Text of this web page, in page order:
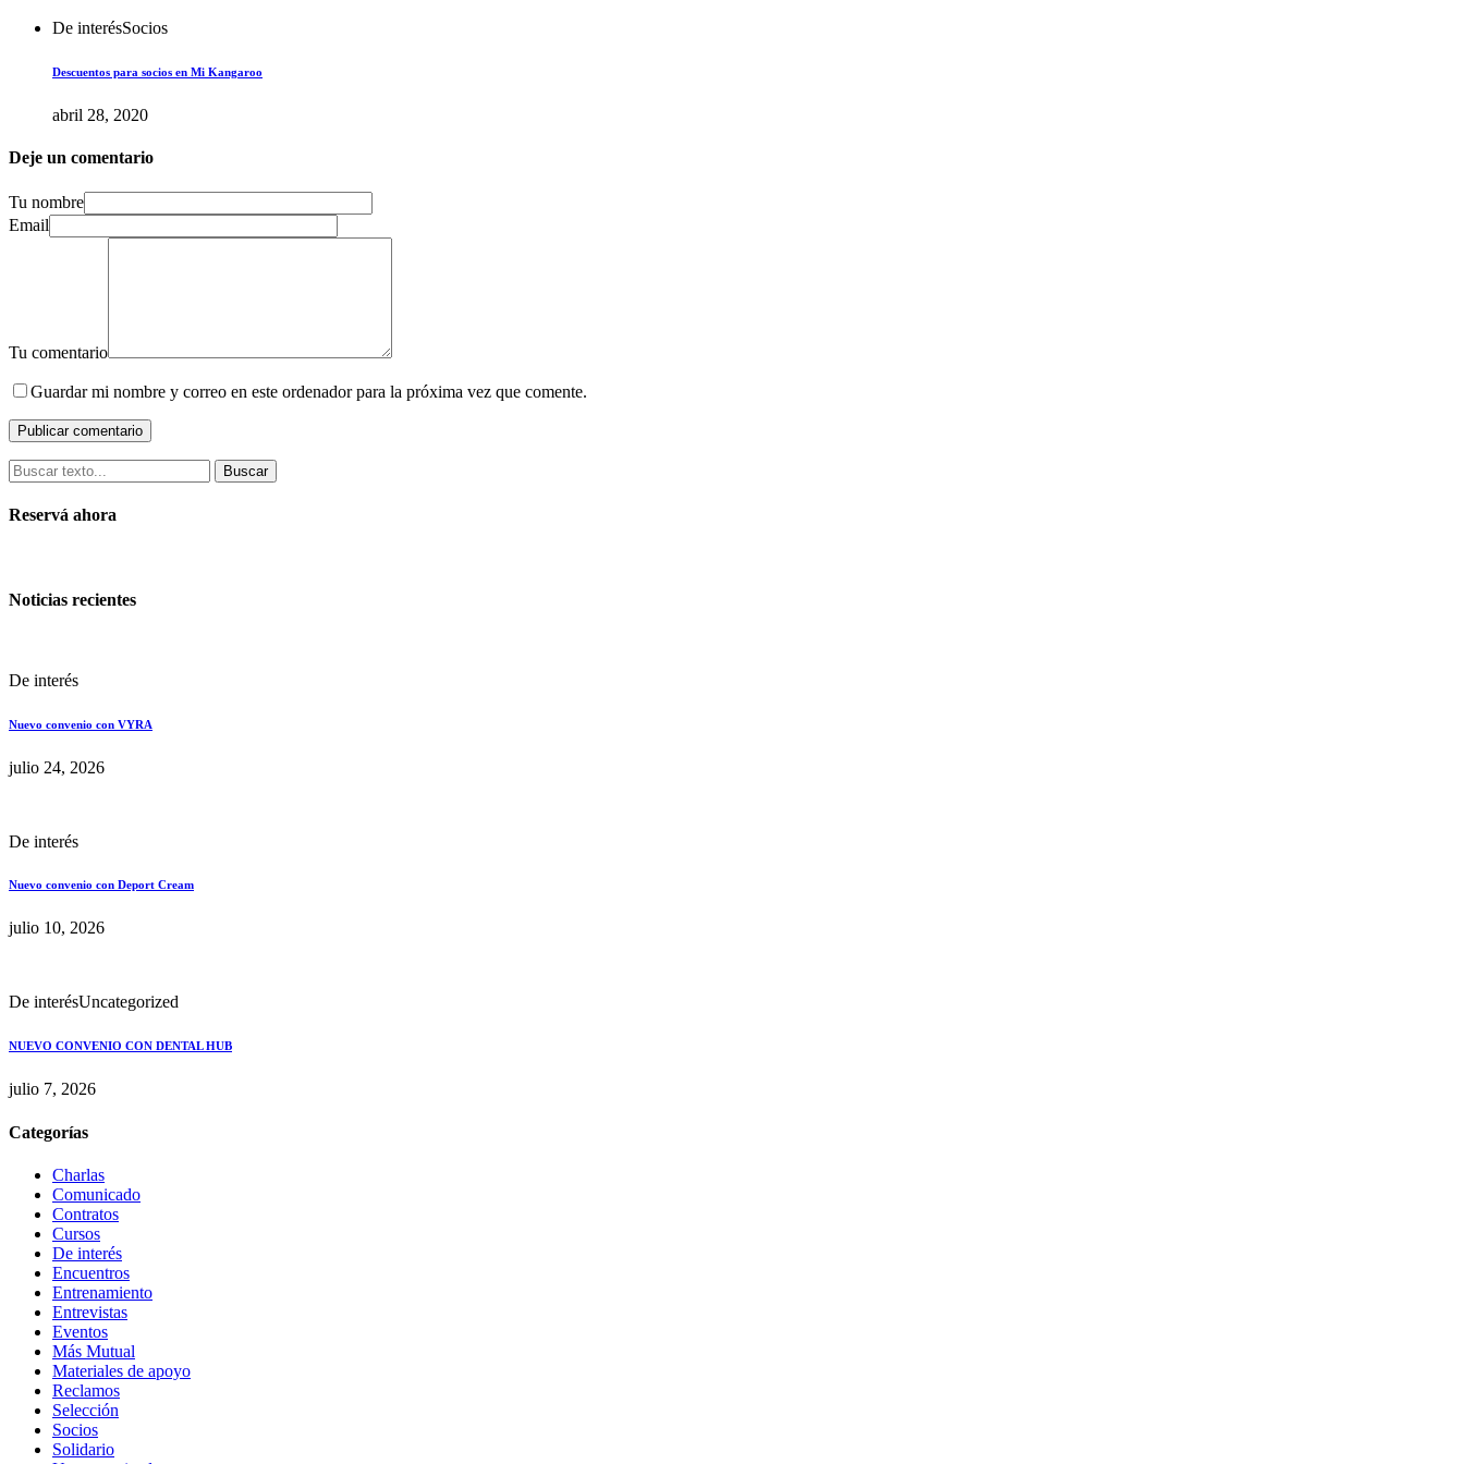
De interésSocios
Descuentos para socios en Mi Kangaroo
abril 28, 2020
Deje un comentario
Tu nombre
Email
Tu comentario
Guardar mi nombre y correo en este ordenador para la próxima vez que comente.
Buscar
Reservá ahora
Noticias recientes
De interés
Nuevo convenio con VYRA
julio 24, 2026
De interés
Nuevo convenio con Deport Cream
julio 10, 2026
De interésUncategorized
NUEVO CONVENIO CON DENTAL HUB
julio 7, 2026
Categorías
Charlas
Comunicado
Contratos
Cursos
De interés
Encuentros
Entrenamiento
Entrevistas
Eventos
Más Mutual
Materiales de apoyo
Reclamos
Selección
Socios
Solidario